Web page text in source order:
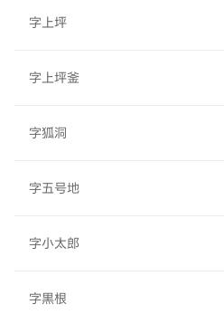
字上坪
字上坪釜
字狐洞
字五号地
字小太郎
字黒根